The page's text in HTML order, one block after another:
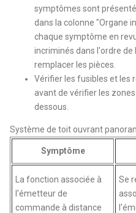
symptômes sont
dans la colonne "Organe
chaque symptôme en
incriminés dans l'ordre de
remplacer les pièces.
Vérifier les fusibles et les
avant de vérifier les
dessous.
Système de toit ouvrant
Symptôme
La fonction associée à
l'émetteur de
commande à distance
Se